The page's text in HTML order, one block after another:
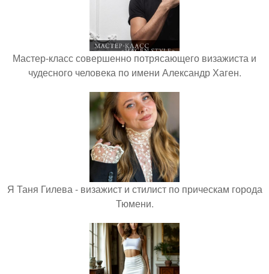
Мастер-класс совершенно потрясающего визажиста и
чудесного человека по имени Александр Хаген.
Я Таня Гилева - визажист и стилист по прическам города
Тюмени.